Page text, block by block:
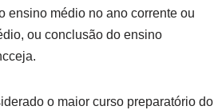
ensino médio no ano corrente ou
ou conclusão do ensino
o maior curso preparatório do